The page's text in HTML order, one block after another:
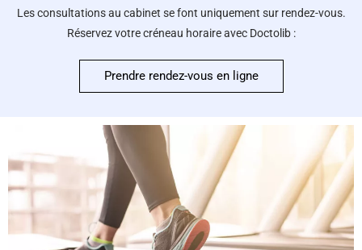
Les consultations au cabinet se font uniquement sur rendez-vous.
Réservez votre créneau horaire avec Doctolib :
Prendre rendez-vous en ligne